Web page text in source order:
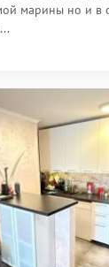
марины но и в